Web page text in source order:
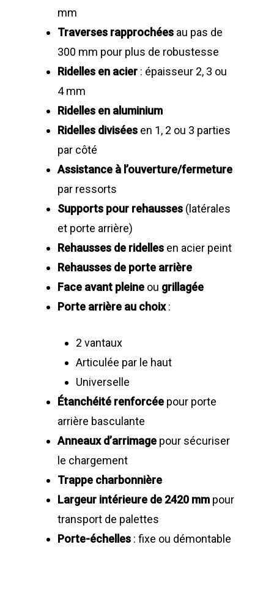
mm
Traverses rapprochées au pas de
300 mm pour plus de robustesse
Ridelles en acier : épaisseur 2, 3 ou
4 mm
Ridelles en aluminium
Ridelles divisées en 1, 2 ou 3 parties
par côté
Assistance à l’ouverture/fermeture
par ressorts
Supports pour rehausses (latérales
et porte arrière)
Rehausses de ridelles en acier peint
Rehausses de porte arrière
Face avant pleine ou grillagée
Porte arrière au choix:
2 vantaux
Articulée par le haut
Universelle
Étanchéité renforcée pour porte
arrière basculante
Anneaux d’arrimage pour sécuriser
le chargement
Trappe charbonnière
Largeur intérieure de 2420 mm pour
transport de palettes
Porte-échelles : fixe ou démontable